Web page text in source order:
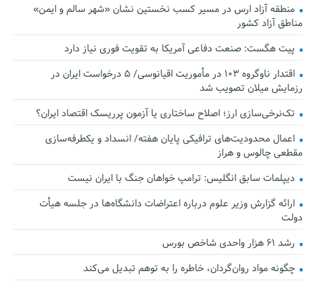
منطقه آزاد ارس در مسیر کسب نخستین نشان «شهر سالم و ایمن»
مناطق آزاد کشور
پیت هگست: صنعت دفاعی آمریکا به تقویت فوری نیاز دارد
اقتدار ناوگروه ۱۰۳ در مأموریت‌ اقیانوسی/ ۵ درخواست ایران در
رزمایش میلان تصویب شد
تک‌نرخی‌سازی ارز؛ اصلاح ساختاری یا آزمون پرریسک اقتصاد ایران؟
اعمال محدودیت‌های ترافیکی پایان هفته/ انسداد و یکطرفه‌سازی
مقطعی چالوس و هراز
دیپلمات سابق انگلیس:‌ ترامپ خواهان جنگ با ایران نیست
ارائه گزارش وزیر علوم درباره اعتراضات دانشگاه‌ها در جلسه هیأت
دولت
رشد ۶۱ هزار واحدی شاخص بورس
چگونه مواد روان‌گردان، خاطره را به توهم تبدیل می‌کند